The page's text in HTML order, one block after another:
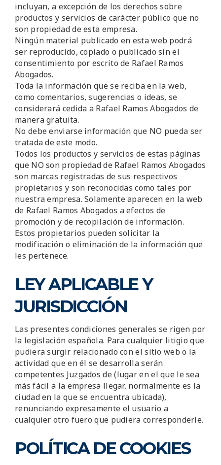
incluyan, a excepción de los derechos sobre
productos y servicios de carácter público que no
son propiedad de esta empresa.
Ningún material publicado en esta web podrá
ser reproducido, copiado o publicado sin el
consentimiento por escrito de Rafael Ramos
Abogados.
Toda la información que se reciba en la web,
como comentarios, sugerencias o ideas, se
considerará cedida a Rafael Ramos Abogados de
manera gratuita.
No debe enviarse información que NO pueda ser
tratada de este modo.
Todos los productos y servicios de estas páginas
que NO son propiedad de Rafael Ramos Abogados
son marcas registradas de sus respectivos
propietarios y son reconocidas como tales por
nuestra empresa. Solamente aparecen en la web
de Rafael Ramos Abogados a efectos de
promoción y de recopilación de información.
Estos propietarios pueden solicitar la
modificación o eliminación de la información que
les pertenece.
LEY APLICABLE Y
JURISDICCIÓN
Las presentes condiciones generales se rigen por
la legislación española. Para cualquier litigio que
pudiera surgir relacionado con el sitio web o la
actividad que en él se desarrolla serán
competentes Juzgados de (lugar en el que le sea
más fácil a la empresa llegar, normalmente es la
ciudad en la que se encuentra ubicada),
renunciando expresamente el usuario a
cualquier otro fuero que pudiera corresponderle.
POLÍTICA DE COOKIES